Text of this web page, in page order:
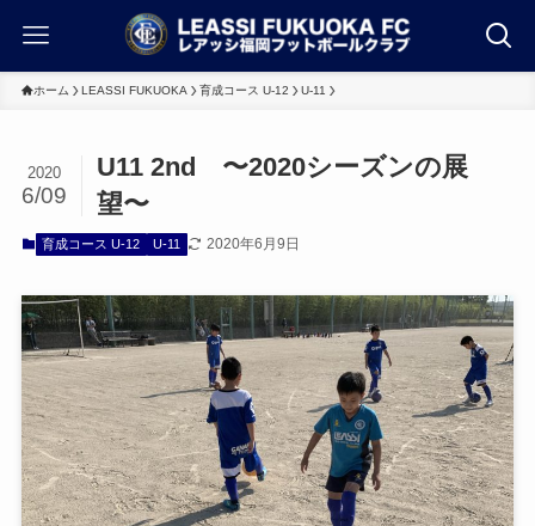
ホーム LEASSI FUKUOKA 育成コース U-12 U-11
U11 2nd 〜2020シーズンの展
望〜
2020
6/09
育成コース U-12 U-11 2020年6月9日